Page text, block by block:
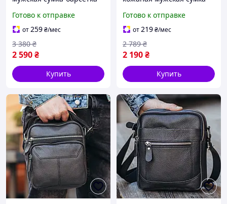
удобная кожаная сумка-
мессенджер на каждый
день
Готово к отправке
от259₴/мес
2 590₴
3 380 ₴
Купить
компактный мессенджер
для телефона и
документов
Готово к отправке
от219₴/мес
2 190₴
2 789 ₴
Купить